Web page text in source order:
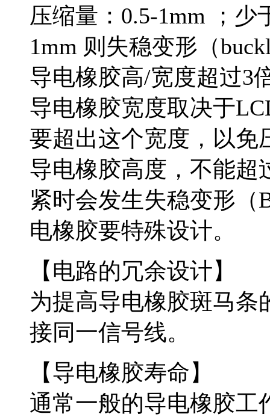
压缩量：0.5-1mm ；
1mm 则失稳变形（
导电橡胶高/宽度超过3
导电橡胶宽度取决于
要超出这个宽度，以免
导电橡胶高度，不能超
紧时会发生失稳变形（
电橡胶要特殊设计。
【电路的冗余设计】
为提高导电橡胶斑马条
接同一信号线。
【导电橡胶寿命】
通常一般的导电橡胶工